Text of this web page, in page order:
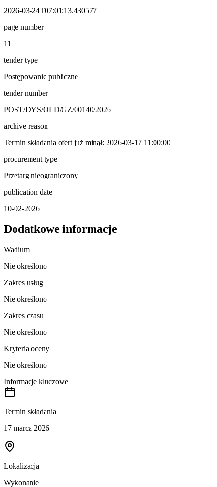
2026-03-24T07:01:13.430577
page number
11
tender type
Postępowanie publiczne
tender number
POST/DYS/OLD/GZ/00140/2026
archive reason
Termin składania ofert już minął: 2026-03-17 11:00:00
procurement type
Przetarg nieograniczony
publication date
10-02-2026
Dodatkowe informacje
Wadium
Nie określono
Zakres usług
Nie określono
Zakres czasu
Nie określono
Kryteria oceny
Nie określono
Informacje kluczowe
Termin składania
17 marca 2026
Lokalizacja
Wykonanie